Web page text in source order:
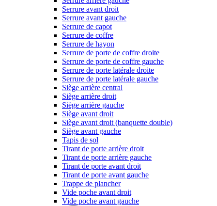
Serrure avant droit
Serrure avant gauche
Serrure de capot
Serrure de coffre
Serrure de hayon
Serrure de porte de coffre droite
Serrure de porte de coffre gauche
Serrure de porte latérale droite
Serrure de porte latérale gauche
Siège arrière central
Siège arrière droit
Siège arrière gauche
Siège avant droit
Siège avant droit (banquette double)
Siège avant gauche
Tapis de sol
Tirant de porte arrière droit
Tirant de porte arrière gauche
Tirant de porte avant droit
Tirant de porte avant gauche
Trappe de plancher
Vide poche avant droit
Vide poche avant gauche